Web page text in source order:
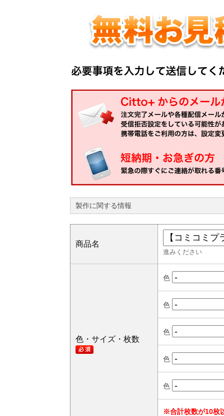
製作に関する情報
商品名
進みください
色・サイズ・枚数
色
色
色
色
色
※合計枚数が10枚